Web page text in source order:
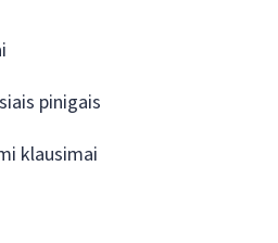
pinigais
klausimai